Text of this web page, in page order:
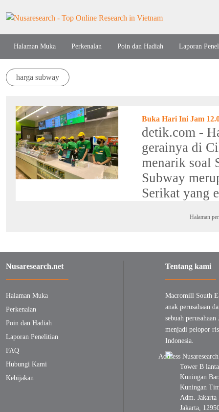
Halaman Muka Perkenalan Poin dan Hadiah Laporan
harga subway
Buka Hari Ini Jam
detik.com -
gerainya di
menarik soal
Subway
Serikat yang
Halaman
Nusaresearch.net
Halaman Muka
Perkenalan
Poin dan Hadiah
Laporan Penelitian
FAQ
Hubungi Kami
Kebijakan
Tentang kami
Macromill South
anak perusahaan
sebuah perusahaan
menjadi pelopor
Indonesia.
Tower B
Kuningan
Kuningan
Adm.
Jakarta,